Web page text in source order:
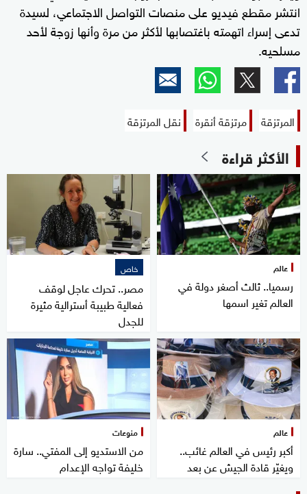
انتشر مقطع فيديو على منصات التواصل الاجتماعي، لسيدة
تدعى إسراء اتهمته باغتصابها لأكثر من مرة وأنها زوجة لأحد
مسلحيه.
المرتزقة مرتزقة أنقرة نقل المرتزقة
الأكثر قراءة
عالم
رسميا.. ثالث أصغر دولة في
العالم تغير اسمها
خاص
مصر.. تحرك عاجل لوقف
فعالية طبيبة أسترالية مثيرة
للجدل
عالم
أكبر رئيس في العالم غائب..
ويغيّر قادة الجيش عن بعد
منوعات
من الاستديو إلى المفتي.. سارة
خليفة تواجه الإعدام